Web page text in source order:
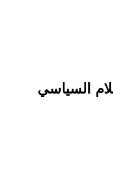
السياسي